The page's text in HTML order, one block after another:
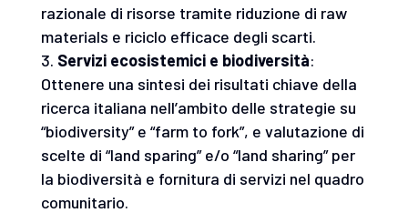
razionale di risorse tramite riduzione di raw
materials e riciclo efficace degli scarti.
Servizi ecosistemici e biodiversità:
Ottenere una sintesi dei risultati chiave della
ricerca italiana nell’ambito delle strategie su
“biodiversity” e “farm to fork”, e valutazione di
scelte di “land sparing” e/o “land sharing” per
la biodiversità e fornitura di servizi nel quadro
comunitario.